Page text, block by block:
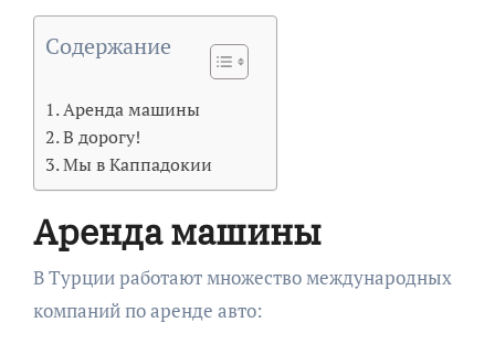
Содержание
Аренда машины
В дорогу!
Мы в Каппадокии
Аренда машины
В Турции работают множество международных
компаний по аренде авто: